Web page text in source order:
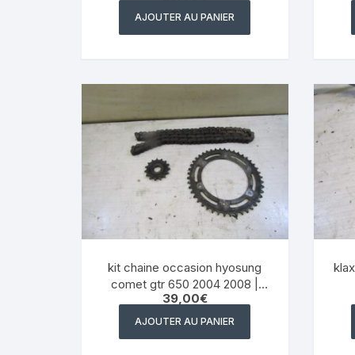
AJOUTER AU PANIER
kit chaine occasion hyosung
comet gtr 650 2004 2008 |
eBay
39,00€
AJOUTER AU PANIER